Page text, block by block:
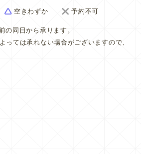
空きわずか 予約不可
の同日から承ります。
ては承れない場合がございますので、